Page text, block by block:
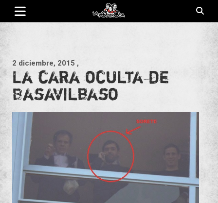
Saltar
contenido
2 diciembre, 2015 ,
La cara oculta de
Basavilbaso